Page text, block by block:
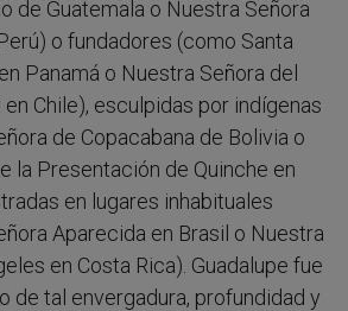
de Guatemala o Nuestra Señora
o fundadores (como Santa
Panamá o Nuestra Señora del
Chile), esculpidas por indígenas
de Copacabana de Bolivia o
la Presentación de Quinche en
en lugares inhabituales
Aparecida en Brasil o Nuestra
en Costa Rica). Guadalupe fue
de tal envergadura, profundidad y